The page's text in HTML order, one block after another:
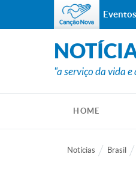
"a serviço da vida
HOME
Notícias Brasil
Eventos